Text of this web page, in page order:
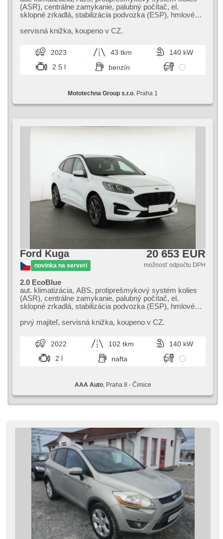
(ASR), centrálne zamykanie, palubný počítač, el.
sklopné zrkadlá, stabilizácia podvozka (ESP), hmlové
koža, senzor stieračov, štartovanie tlačítkom, ťažné
airbag, automatické parkovanie, el. nastaviteľné sedadlá,
vyhrievané predné sklo, vyhrievaný volant, stráženie
jazdného pruhu, posilňovač riadenia, el. okná, strešný
nosič, autorádio, aut. prevodovka, pohon 4 x 4
servisná knižka,​ koupeno v CZ.
2023 43 tkm
140 kW
2.5 l
benzín
Mototechna Group s.r.o , Praha 1
Ford Kuga
novinka na serveri
20 653 EUR
možnosť odpočtu DPH
2.0 EcoBlue
aut. klimatizácia, ABS, protiprešmykový systém kolies
(ASR), centrálne zamykanie, palubný počítač, el.
sklopné zrkadlá, stabilizácia podvozka (ESP), hmlové
tlačítkom, ťažné zariadenie, senzor tlaku v
el. nastaviteľné sedadlá, vyhrievané predné sklo,
vyhrievaný volant, stráženie jazdného pruhu, parkovací
asistent, posilňovač riadenia, el. okná, strešný nosič,
autorádio, aut. prevodovka, pohon 4 x 4
prvý majiteľ,​ servisná knižka,​ koupeno v CZ.
2022 102 tkm
140 kW
2 l
nafta
AAA Auto, Praha 8 - Čimice